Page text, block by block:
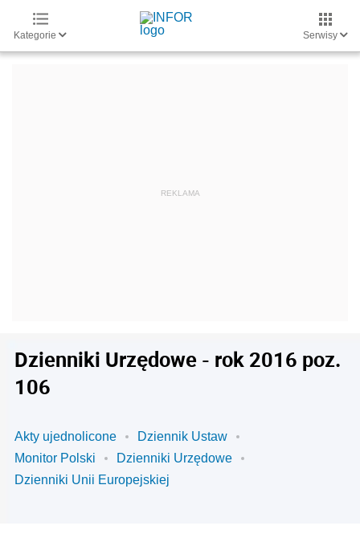
Kategorie Serwisy
Dzienniki Urzędowe - rok 2016 poz.
106
Akty ujednolicone
Dziennik Ustaw
Monitor Polski
Dzienniki Urzędowe
Dzienniki Unii Europejskiej